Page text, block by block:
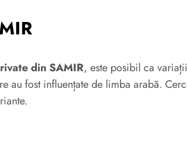
din SAMIR, este posibil ca
au fost influențate de limba arabă.